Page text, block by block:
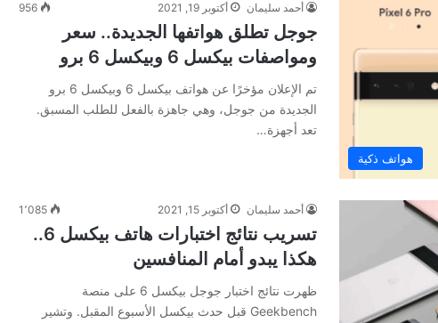
هواتف ذكية
أحمد سليمان أكتوبر 19, 2021 956
جوجل تطلق هواتفها الجديدة.. سعر
ومواصفات بيكسل 6 وبيكسل 6 برو
تم الإعلان مؤخرًا عن هواتف بيكسل 6 وبيكسل 6 برو
الجديدة من جوجل، وهي جاهزة بالفعل للطلب المسبق.
تعد أجهزة…
أحمد سليمان أكتوبر 15, 2021 1٬085
تسريب نتائج اختبارات هاتف بيكسل 6..
هكذا يبدو أمام المنافسين
ظهرت نتائج اختبار جوجل بيكسل 6 على منصة
Geekbench قبل حدث بيكسل الأسبوع المقبل. وتشير